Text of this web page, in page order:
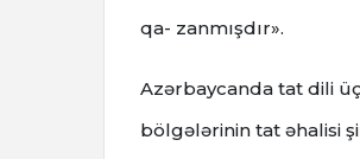
qa- zanmışdır».
Azərbaycanda tat dili
bölgələrinin tat əhalisi